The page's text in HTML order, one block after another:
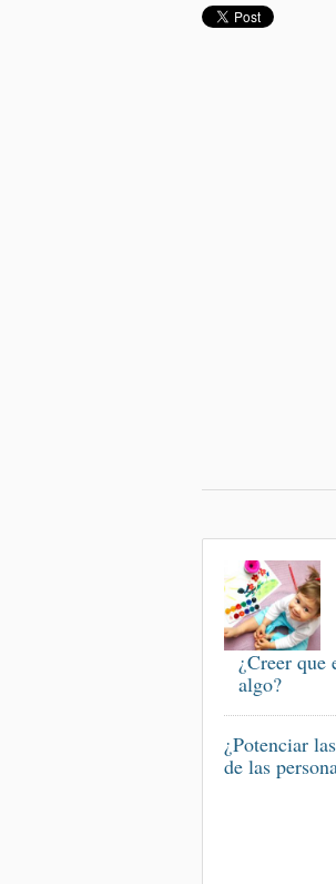
¿Creer que
algo?
¿Potenciar
de las